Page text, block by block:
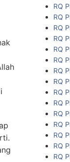
RQ
RQ
RQ
RQ
RQ
RQ
RQ
RQ
RQ
RQ
RQ
RQ
RQ
RQ
RQ